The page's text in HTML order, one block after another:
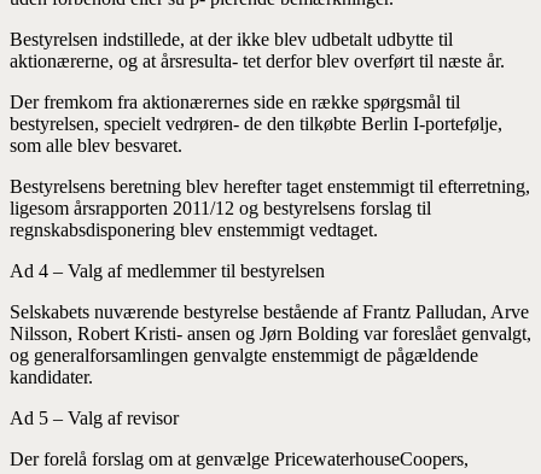
Bestyrelsen indstillede, at der ikke blev udbetalt udbytte til
aktionærerne, og at årsresulta- tet derfor blev overført til næste år.
Der fremkom fra aktionærernes side en række spørgsmål til
bestyrelsen, specielt vedrøren- de den tilkøbte Berlin I-portefølje,
som alle blev besvaret.
Bestyrelsens beretning blev herefter taget enstemmigt til efterretning,
ligesom årsrapporten 2011/12 og bestyrelsens forslag til
regnskabsdisponering blev enstemmigt vedtaget.
Ad 4 – Valg af medlemmer til bestyrelsen
Selskabets nuværende bestyrelse bestående af Frantz Palludan, Arve
Nilsson, Robert Kristi- ansen og Jørn Bolding var foreslået genvalgt,
og generalforsamlingen genvalgte enstemmigt de pågældende
kandidater.
Ad 5 – Valg af revisor
Der forelå forslag om at genvælge PricewaterhouseCoopers,